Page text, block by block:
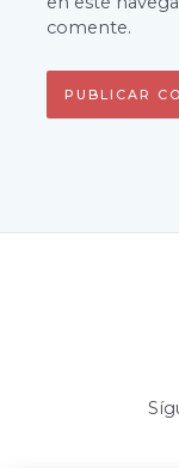
comente.